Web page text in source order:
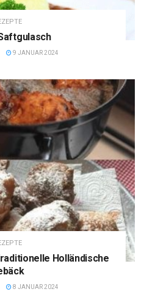
9 JANUAR 2024
Holländische
8 JANUAR 2024